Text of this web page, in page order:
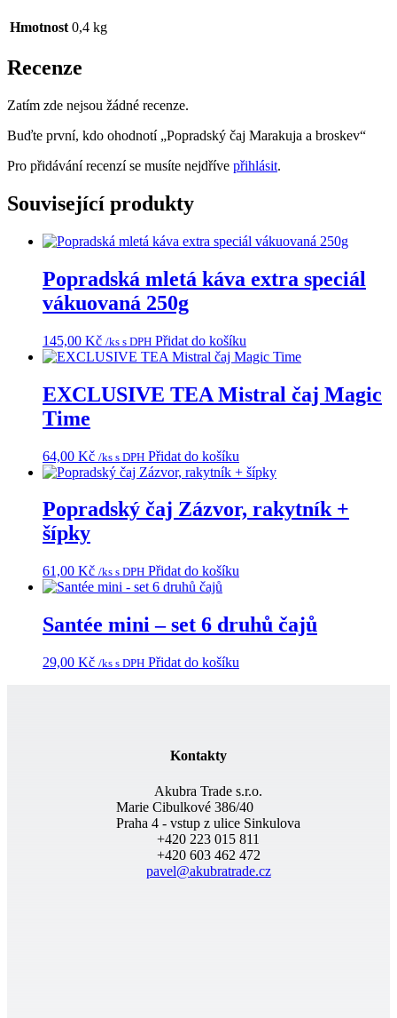
Hmotnost 0,4 kg
Recenze
Zatím zde nejsou žádné recenze.
Buďte první, kdo ohodnotí „Popradský čaj Marakuja a broskev“
Pro přidávání recenzí se musíte nejdříve přihlásit.
Související produkty
Popradská mletá káva extra speciál
vákuovaná 250g
145,00 Kč /ks s DPH Přidat do košíku
EXCLUSIVE TEA Mistral čaj Magic
Time
64,00 Kč /ks s DPH Přidat do košíku
Popradský čaj Zázvor, rakytník +
šípky
61,00 Kč /ks s DPH Přidat do košíku
Santée mini – set 6 druhů čajů
29,00 Kč /ks s DPH Přidat do košíku
Kontakty
Akubra Trade s.r.o.
Marie Cibulkové 386/40
Praha 4 - vstup z ulice Sinkulova
+420 223 015 811
+420 603 462 472
pavel@akubratrade.cz